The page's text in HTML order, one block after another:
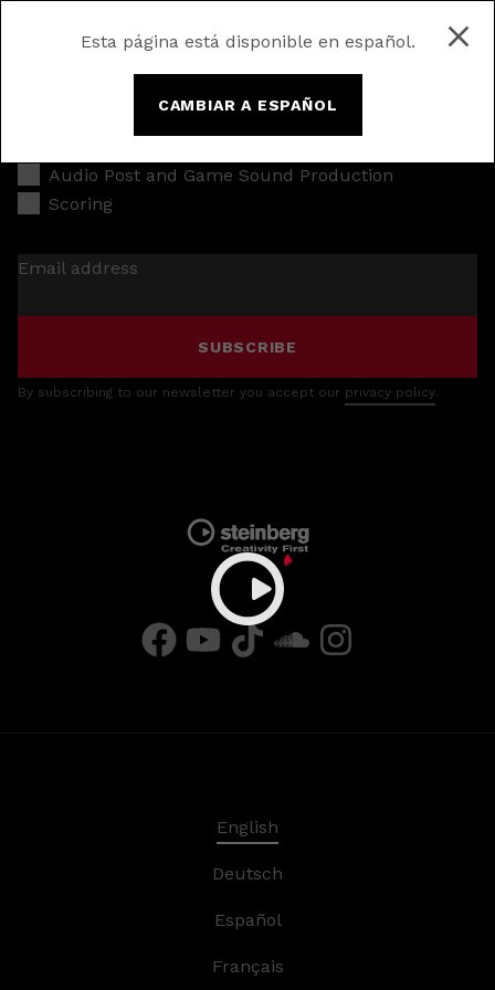
Esta página está disponible en español.
CAMBIAR A ESPAÑOL
Audio Post and Game Sound Production
Scoring
Email address
SUBSCRIBE
By subscribing to our newsletter you accept our privacy policy.
English
Deutsch
Español
Français